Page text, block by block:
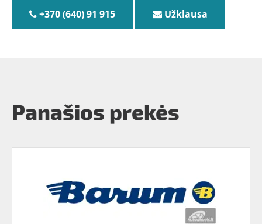
+370 (640) 91 915 Užklausa
Panašios prekės